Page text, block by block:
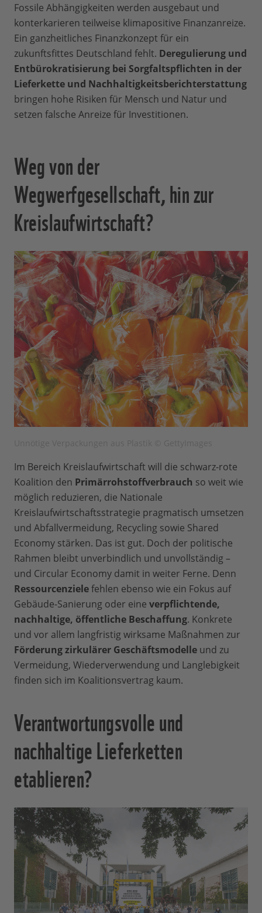
Fossile Abhängigkeiten werden ausgebaut und
konterkarieren teilweise klimapositive Finanzanreize.
Ein ganzheitliches Finanzkonzept für ein
zukunftsfittes Deutschland fehlt. Deregulierung und
Entbürokratisierung bei Sorgfaltspflichten in der
Lieferkette und Nachhaltigkeitsberichterstattung
bringen hohe Risiken für Mensch und Natur und
setzen falsche Anreize für Investitionen.
Weg von der
Wegwerfgesellschaft, hin zur
Kreislaufwirtschaft?
Im Bereich Kreislaufwirtschaft will die schwarz-rote
Koalition den Primärrohstoffverbrauch so weit wie
möglich reduzieren, die Nationale
Kreislaufwirtschaftsstrategie pragmatisch umsetzen
und Abfallvermeidung, Recycling sowie Shared
Economy stärken. Das ist gut. Doch der politische
Rahmen bleibt unverbindlich und unvollständig –
und Circular Economy damit in weiter Ferne. Denn
Ressourcenzielefehlen ebenso wie ein Fokus auf
Gebäude-Sanierung oder eine verpflichtende,
nachhaltige, öffentliche Beschaffung. Konkrete
und vor allem langfristig wirksame Maßnahmen zur
Förderung zirkulärer Geschäftsmodelle und zu
Vermeidung, Wiederverwendung und Langlebigkeit
finden sich im Koalitionsvertrag kaum.
Verantwortungsvolle und
nachhaltige Lieferketten
etablieren?